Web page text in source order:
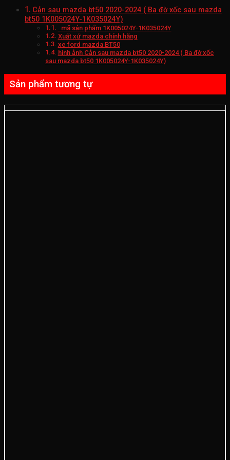
Cản sau mazda bt50 2020-2024 ( Ba đờ xốc sau mazda
bt50 1K005024Y-1K035024Y)
mã sản phẩm 1K005024Y-1K035024Y
Xuất xứ mazda chính hãng
xe ford mazda BT50
hình ảnh Cản sau mazda bt50 2020-2024 ( Ba đờ xốc
sau mazda bt50 1K005024Y-1K035024Y)
Sản phẩm tương tự